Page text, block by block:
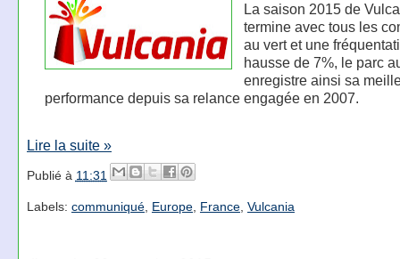
La saison 2015 de
termine avec tous les
au vert et une
hausse de 7%, le parc
enregistre ainsi sa
performance depuis sa relance engagée en 2007.
Lire la suite »
Publié à 11:31
Labels: communiqué, Europe, France, Vulcania